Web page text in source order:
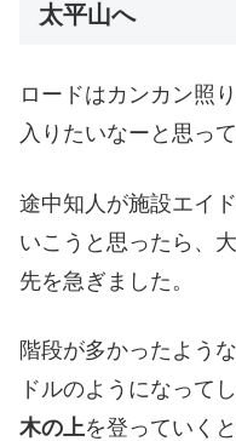
太平山へ
ロードはカンカン照
入りたいなーと思っ
途中知人が施設エイ
いこうと思ったら、
先を急ぎました。
階段が多かったよう
ドルのようになって
木の上を登っていく